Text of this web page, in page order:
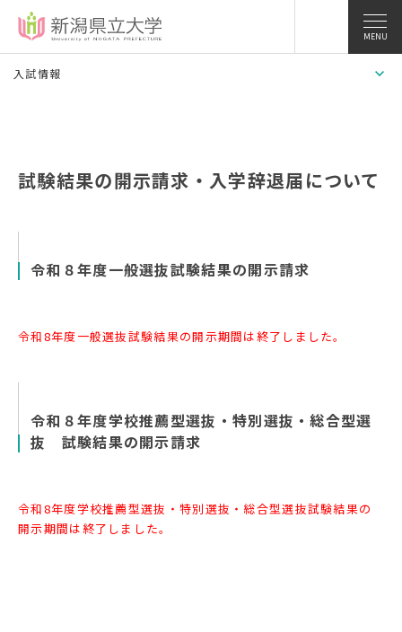
MENU
入試情報
試験結果の開示請求・入学辞退届について
令和８年度一般選抜試験結果の開示請求
令和8年度一般選抜試験結果の開示期間は終了しました。
令和８年度学校推薦型選抜・特別選抜・総合型選
抜 試験結果の開示請求
令和8年度学校推薦型選抜・特別選抜・総合型選抜試験結果の
開示期間は終了しました。